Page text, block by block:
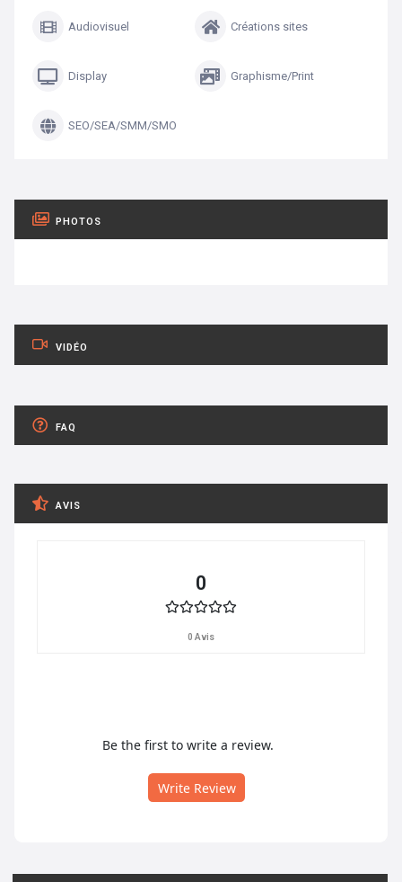
Audiovisuel Créations sites
Display Graphisme/Print
SEO/SEA/SMM/SMO
PHOTOS
VIDÉO
FAQ
AVIS
0
0 Avis
Be the first to write a review.
Write Review